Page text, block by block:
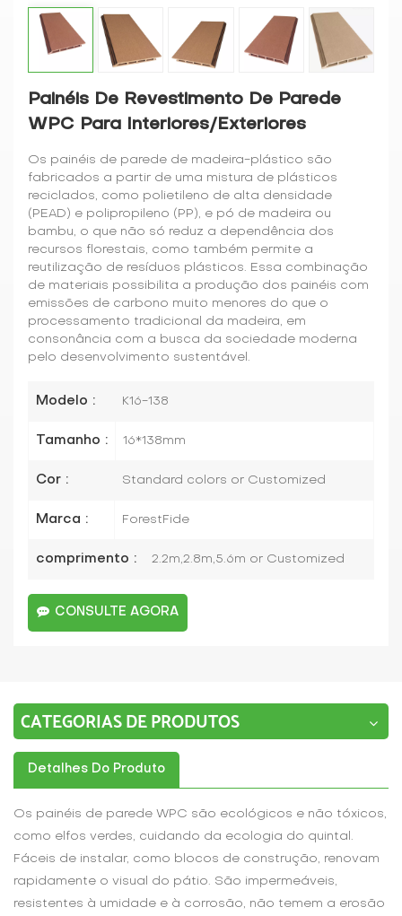
Painéis De Revestimento De Parede
WPC Para Interiores/exteriores
Os painéis de parede de madeira-plástico são
fabricados a partir de uma mistura de plásticos
reciclados, como polietileno de alta densidade
(PEAD) e polipropileno (PP), e pó de madeira ou
bambu, o que não só reduz a dependência dos
recursos florestais, como também permite a
reutilização de resíduos plásticos. Essa combinação
de materiais possibilita a produção dos painéis com
emissões de carbono muito menores do que o
processamento tradicional da madeira, em
consonância com a busca da sociedade moderna
pelo desenvolvimento sustentável.
Modelo : K16-138
Tamanho : 16*138mm
Cor : Standard colors or Customized
Marca : ForestFide
comprimento : 2.2m,2.8m,5.6m or Customized
CONSULTE AGORA
CATEGORIAS DE PRODUTOS
Detalhes Do Produto
Os painéis de parede WPC são ecológicos e não tóxicos,
como elfos verdes, cuidando da ecologia do quintal.
Fáceis de instalar, como blocos de construção, renovam
rapidamente o visual do pátio. São impermeáveis,
resistentes à umidade e à corrosão, não temem a erosão